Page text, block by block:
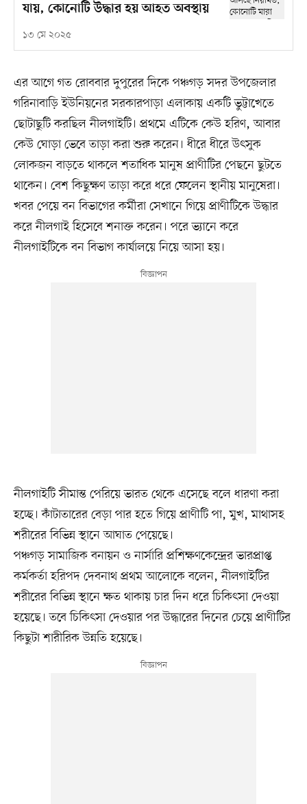
যায়, কোনোটি উদ্ধার হয় আহত অবস্থায়
১৩ মে ২০২৫
এর আগে গত রোববার দুপুরের দিকে পঞ্চগড় সদর উপজেলার
গরিনাবাড়ি ইউনিয়নের সরকারপাড়া এলাকায় একটি ভুট্টাখেতে
ছোটাছুটি করছিল নীলগাইটি। প্রথমে এটিকে কেউ হরিণ, আবার
কেউ ঘোড়া ভেবে তাড়া করা শুরু করেন। ধীরে ধীরে উৎসুক
লোকজন বাড়তে থাকলে শতাধিক মানুষ প্রাণীটির পেছনে ছুটতে
থাকেন। বেশ কিছুক্ষণ তাড়া করে ধরে ফেলেন স্থানীয় মানুষেরা।
খবর পেয়ে বন বিভাগের কর্মীরা সেখানে গিয়ে প্রাণীটিকে উদ্ধার
করে নীলগাই হিসেবে শনাক্ত করেন। পরে ভ্যানে করে
নীলগাইটিকে বন বিভাগ কার্যালয়ে নিয়ে আসা হয়।
নীলগাইটি সীমান্ত পেরিয়ে ভারত থেকে এসেছে বলে ধারণা করা
হচ্ছে। কাঁটাতারের বেড়া পার হতে গিয়ে প্রাণীটি পা, মুখ, মাথাসহ
শরীরের বিভিন্ন স্থানে আঘাত পেয়েছে।
পঞ্চগড় সামাজিক বনায়ন ও নার্সারি প্রশিক্ষণকেন্দ্রের ভারপ্রাপ্ত
কর্মকর্তা হরিপদ দেবনাথ প্রথম আলোকে বলেন, নীলগাইটির
শরীরের বিভিন্ন স্থানে ক্ষত থাকায় চার দিন ধরে চিকিৎসা দেওয়া
হয়েছে। তবে চিকিৎসা দেওয়ার পর উদ্ধারের দিনের চেয়ে প্রাণীটির
কিছুটা শারীরিক উন্নতি হয়েছে।